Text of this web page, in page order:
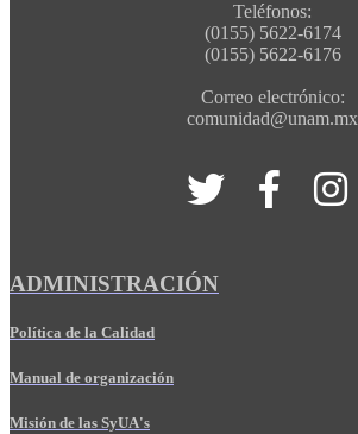
Teléfonos:
(0155) 5622-6174
(0155) 5622-6176
Correo electrónico:
comunidad@unam.mx
ADMINISTRACIÓN
Política de la Calidad
Manual de organización
Misión de las SyUA's